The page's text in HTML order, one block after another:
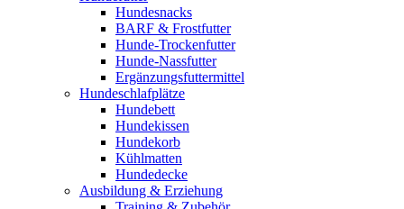
Hundesnacks
BARF & Frostfutter
Hunde-Trockenfutter
Hunde-Nassfutter
Ergänzungsfuttermittel
Hundeschlafplätze
Hundebett
Hundekissen
Hundekorb
Kühlmatten
Hundedecke
Ausbildung & Erziehung